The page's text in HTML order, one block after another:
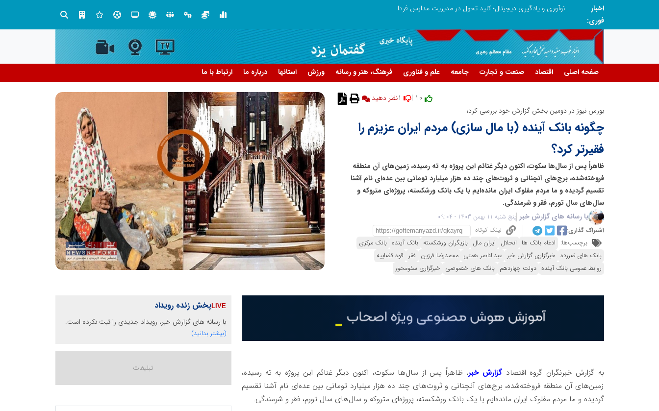
اخبار
فوری:
نوآوری و یادگیری دیجیتال؛ کلید تحول در مدیریت مدارس فردا
صفحه اصلی اقتصاد صنعت و تجارت جامعه علم و فناوری فرهنگ، هنر و رسانه ورزش استانها درباره ما ارتباط با ما
نظر دهید
بورس نیوز در دومین بخش گزارش خود بررسی کرد؛
چگونه بانک آینده (با مال سازی) مردم ایران عزیزم را
فقیرتر کرد؟
ظاهراً پس از سال‌ها سکوت، اکنون دیگر غنائم این پروژه به ته رسیده، زمین‌های آن منطقه
فروخته‌شده، برج‌های آنچنانی و ثروت‌های چند ده هزار میلیارد تومانی بین عده‌ای نام آشنا
تقسیم گردیده و ما مردم مفلوک ایران مانده‌ایم با یک بانک ورشکسته، پروژه‌ای متروکه و
سال‌های سال تورم، فقر و شرمندگی.
با رسانه های گزارش خبر پنج شنبه 11 بهمن 1403 - 09:04
اشتراک گذاری:
لینک کوتاه
برچسب‌ها: ادغام بانک ها انحلال ایران مال بازیگران ورشکسته بانک آینده بانک مرکزی
بانک های ضررده خبرگزاری گزارش خبر عبدالناصر همتی محمدرضا فرزین فقر قوه قضاییه
روابط عمومی بانک آینده دولت چهاردهم بانک های خصوصی خبرگزاری سئومحور
به گزارش خبرنگران گروه اقتصاد گزارش خبر، ظاهراً پس از سال‌ها سکوت، اکنون دیگر غنائم این پروژه به ته رسیده،
زمین‌های آن منطقه فروخته‌شده، برج‌های آنچنانی و ثروت‌های چند ده هزار میلیارد تومانی بین عده‌ای نام آشنا تقسیم
گردیده و ما مردم مفلوک ایران مانده‌ایم با یک بانک ورشکسته، پروژه‌ای متروکه و سال‌های سال تورم، فقر و شرمندگی.
پخش زنده رویداد
با رسانه های گزارش خبر، رویداد جدیدی را ثبت نکرده است.
(بیشتر بدانید)